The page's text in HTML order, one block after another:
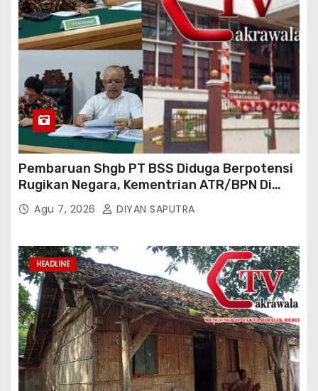
Pembaruan Shgb PT BSS Diduga Berpotensi
Rugikan Negara, Kementrian ATR/BPN Di
Gugat Di PTUN Jakarta
Agu 7, 2026 DIYAN SAPUTRA
HEADLINE